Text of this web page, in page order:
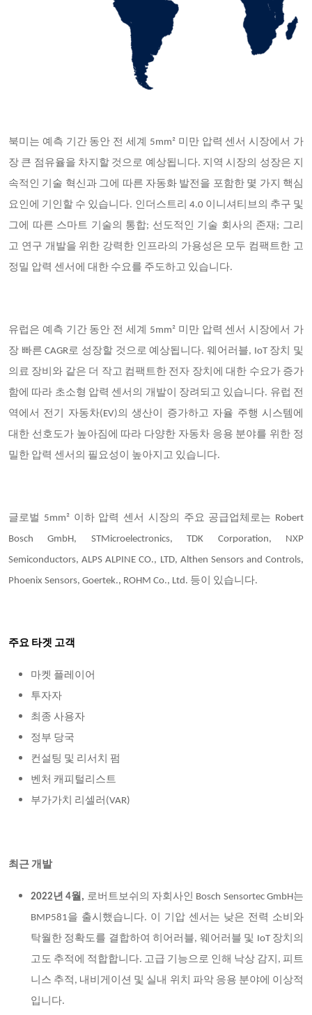
북미는 예측 기간 동안 전 세계 5mm² 미만 압력 센서 시장에서 가
장 큰 점유율을 차지할 것으로 예상됩니다. 지역 시장의 성장은 지
속적인 기술 혁신과 그에 따른 자동화 발전을 포함한 몇 가지 핵심
요인에 기인할 수 있습니다. 인더스트리 4.0 이니셔티브의 추구 및
그에 따른 스마트 기술의 통합; 선도적인 기술 회사의 존재; 그리
고 연구 개발을 위한 강력한 인프라의 가용성은 모두 컴팩트한 고
정밀 압력 센서에 대한 수요를 주도하고 있습니다.
유럽은 예측 기간 동안 전 세계 5mm² 미만 압력 센서 시장에서 가
장 빠른 CAGR로 성장할 것으로 예상됩니다. 웨어러블, IoT 장치 및
의료 장비와 같은 더 작고 컴팩트한 전자 장치에 대한 수요가 증가
함에 따라 초소형 압력 센서의 개발이 장려되고 있습니다. 유럽 전
역에서 전기 자동차(EV)의 생산이 증가하고 자율 주행 시스템에
대한 선호도가 높아짐에 따라 다양한 자동차 응용 분야를 위한 정
밀한 압력 센서의 필요성이 높아지고 있습니다.
글로벌 5mm² 이하 압력 센서 시장의 주요 공급업체로는 Robert
Bosch GmbH, STMicroelectronics, TDK Corporation, NXP
Semiconductors, ALPS ALPINE CO., LTD, Althen Sensors and Controls,
Phoenix Sensors, Goertek., ROHM Co., Ltd. 등이 있습니다.
주요 타겟 고객
마켓 플레이어
투자자
최종 사용자
정부 당국
컨설팅 및 리서치 펌
벤처 캐피털리스트
부가가치 리셀러(VAR)
최근 개발
2022 년 4월, 로버트보쉬의 자회사인 Bosch Sensortec GmbH는
BMP581을 출시했습니다. 이 기압 센서는 낮은 전력 소비와
탁월한 정확도를 결합하여 히어러블, 웨어러블 및 IoT 장치의
고도 추적에 적합합니다. 고급 기능으로 인해 낙상 감지, 피트
니스 추적, 내비게이션 및 실내 위치 파악 응용 분야에 이상적
입니다.